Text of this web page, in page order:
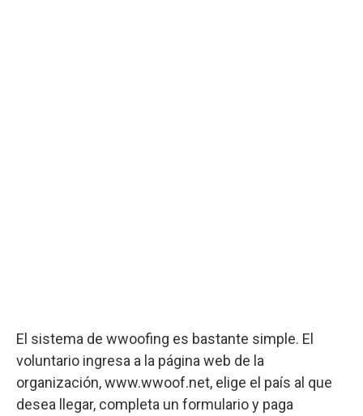
El sistema de wwoofing es bastante simple. El
voluntario ingresa a la página web de la
organización, www.wwoof.net, elige el país al que
desea llegar, completa un formulario y paga